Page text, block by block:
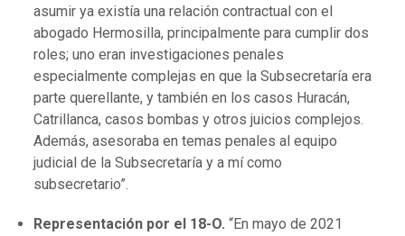
asumir ya existía una relación contractual con el
abogado Hermosilla, principalmente para cumplir dos
roles; uno eran investigaciones penales
especialmente complejas en que la Subsecretaría era
parte querellante, y también en los casos Huracán,
Catrillanca, casos bombas y otros juicios complejos.
Además, asesoraba en temas penales al equipo
judicial de la Subsecretaría y a mí como
subsecretario”.
Representación por el 18-O. “En mayo de 2021